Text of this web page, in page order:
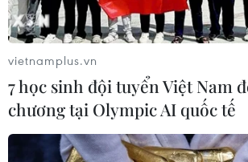
vietnamplus.vn
7 học sinh đội tuyển Việt Nam
chương tại Olympic AI quốc tế